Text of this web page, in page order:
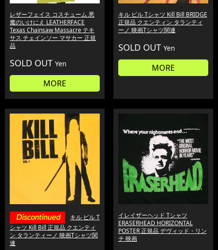
レザーフェイス コスチューム 悪
魔のいけにえ LEATHERFACE
Texas Chainsaw Massacre テキ
サス チェインソー マサカー 正規
品
SOLD OUT Yen
MORE
キル ビル Tシャツ Kill Bill BRIDGE
正規品 クエンティン タランティ
ーノ 映画Tシャツ関連
SOLD OUT Yen
MORE
キル ビル T
シャツ Kill Bill 正規品 クエンティ
ン タランティーノ 映画Tシャツ関
連
イレイザーヘッド Tシャツ
ERASERHEAD HORIZONTAL
POSTER 正規品 デヴィッド・リン
チ 映画